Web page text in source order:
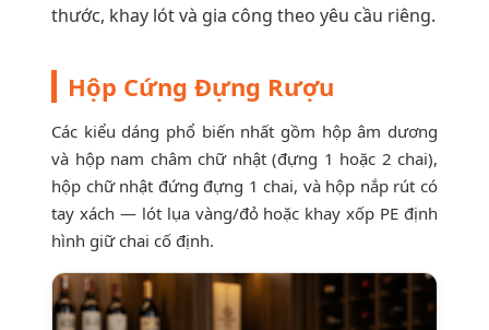
thước, khay lót và gia công theo yêu cầu riêng.
Hộp Cứng Đựng Rượu
Các kiểu dáng phổ biến nhất gồm hộp âm dương
và hộp nam châm chữ nhật (đựng 1 hoặc 2 chai),
hộp chữ nhật đứng đựng 1 chai, và hộp nắp rút có
tay xách — lót lụa vàng/đỏ hoặc khay xốp PE định
hình giữ chai cố định.